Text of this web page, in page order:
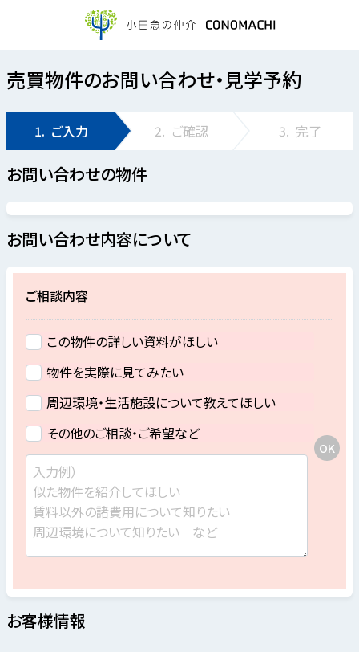
売買物件のお問い合わせ・見学予約
1. ご入力 2. ご確認 3. 完了
お問い合わせの物件
お問い合わせ内容について
ご相談内容
この物件の詳しい資料がほしい
物件を実際に見てみたい
周辺環境・生活施設について教えてほしい
その他のご相談・ご希望など
お客様情報